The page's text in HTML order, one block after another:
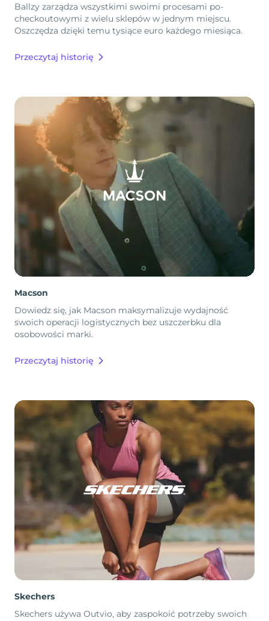
Ballzy zarządza wszystkimi swoimi procesami po-
checkoutowymi z wielu sklepów w jednym miejscu.
Oszczędza dzięki temu tysiące euro każdego miesiąca.
Przeczytaj historię
Macson
Dowiedz się, jak Macson maksymalizuje wydajność
swoich operacji logistycznych bez uszczerbku dla
osobowości marki.
Przeczytaj historię
Skechers
Skechers używa Outvio, aby zaspokoić potrzeby swoich